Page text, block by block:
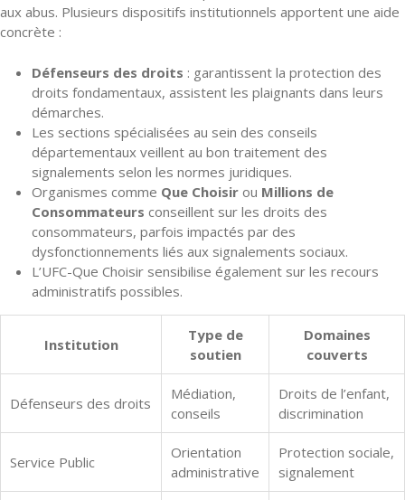
aux abus. Plusieurs dispositifs institutionnels apportent une aide
concrète :
Défenseurs des droits : garantissent la protection des
droits fondamentaux, assistent les plaignants dans leurs
démarches.
Les sections spécialisées au sein des conseils
départementaux veillent au bon traitement des
signalements selon les normes juridiques.
Organismes comme Que Choisir ou Millions de
Consommateurs conseillent sur les droits des
consommateurs, parfois impactés par des
dysfonctionnements liés aux signalements sociaux.
L’UFC-Que Choisir sensibilise également sur les recours
administratifs possibles.
Institution
Type de
soutien
Domaines
couverts
Défenseurs des droits
Médiation,
conseils
Droits de l’enfant,
discrimination
Service Public
Orientation
administrative
Protection sociale,
signalement